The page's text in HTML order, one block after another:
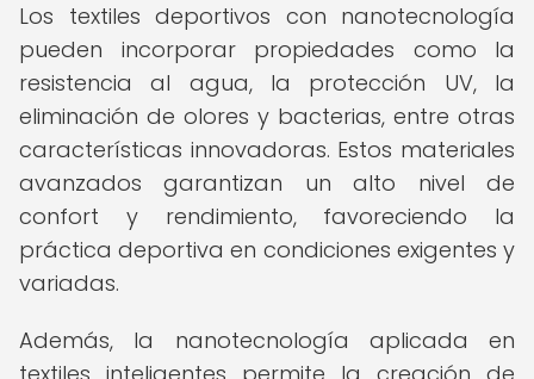
Los textiles deportivos con nanotecnología
pueden incorporar propiedades como la
resistencia al agua, la protección UV, la
eliminación de olores y bacterias, entre otras
características innovadoras. Estos materiales
avanzados garantizan un alto nivel de
confort y rendimiento, favoreciendo la
práctica deportiva en condiciones exigentes y
variadas.
Además, la nanotecnología aplicada en